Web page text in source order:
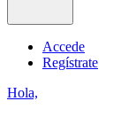
Accede
Regístrate
Hola,